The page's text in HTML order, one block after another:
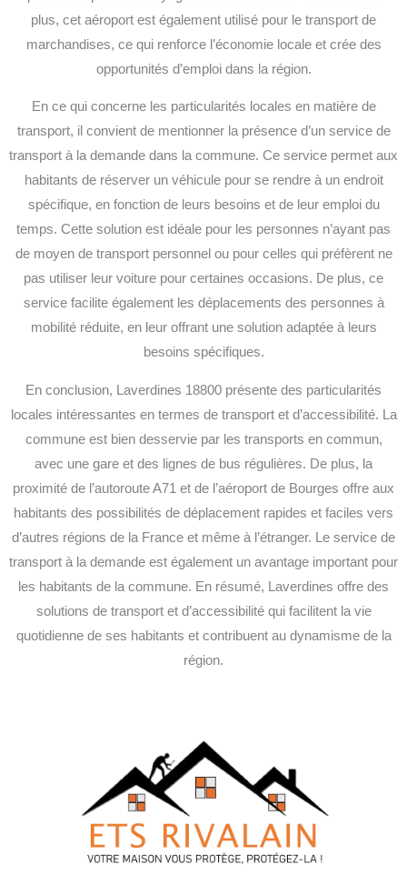
plus, cet aéroport est également utilisé pour le transport de
marchandises, ce qui renforce l’économie locale et crée des
opportunités d’emploi dans la région.
En ce qui concerne les particularités locales en matière de
transport, il convient de mentionner la présence d’un service de
transport à la demande dans la commune. Ce service permet aux
habitants de réserver un véhicule pour se rendre à un endroit
spécifique, en fonction de leurs besoins et de leur emploi du
temps. Cette solution est idéale pour les personnes n’ayant pas
de moyen de transport personnel ou pour celles qui préfèrent ne
pas utiliser leur voiture pour certaines occasions. De plus, ce
service facilite également les déplacements des personnes à
mobilité réduite, en leur offrant une solution adaptée à leurs
besoins spécifiques.
En conclusion, Laverdines 18800 présente des particularités
locales intéressantes en termes de transport et d’accessibilité. La
commune est bien desservie par les transports en commun,
avec une gare et des lignes de bus régulières. De plus, la
proximité de l’autoroute A71 et de l’aéroport de Bourges offre aux
habitants des possibilités de déplacement rapides et faciles vers
d’autres régions de la France et même à l’étranger. Le service de
transport à la demande est également un avantage important pour
les habitants de la commune. En résumé, Laverdines offre des
solutions de transport et d’accessibilité qui facilitent la vie
quotidienne de ses habitants et contribuent au dynamisme de la
région.